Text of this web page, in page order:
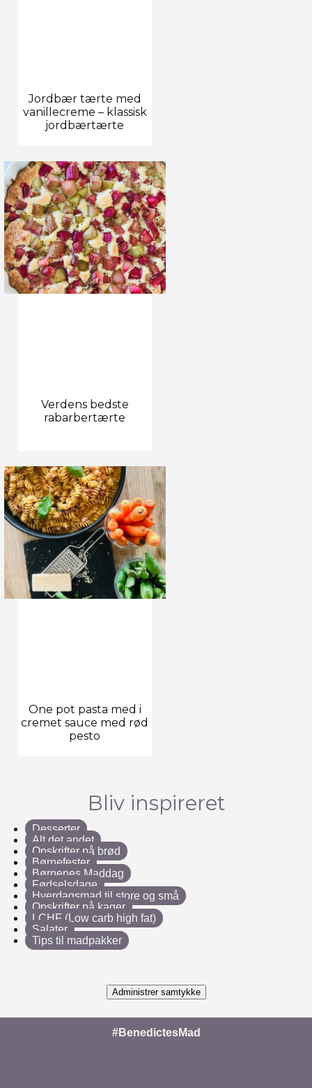
Jordbær tærte med
vanillecreme – klassisk
jordbærtærte
Verdens bedste
rabarbertærte
One pot pasta med i
cremet sauce med rød
pesto
Bliv inspireret
Desserter
Alt det andet
Opskrifter på brød
Børnefester
Børnenes Maddag
Fødselsdage
Hverdagsmad til store og små
Opskrifter på kager
LCHF (Low carb high fat)
Salater
Tips til madpakker
Administrer samtykke
#BenedictesMad